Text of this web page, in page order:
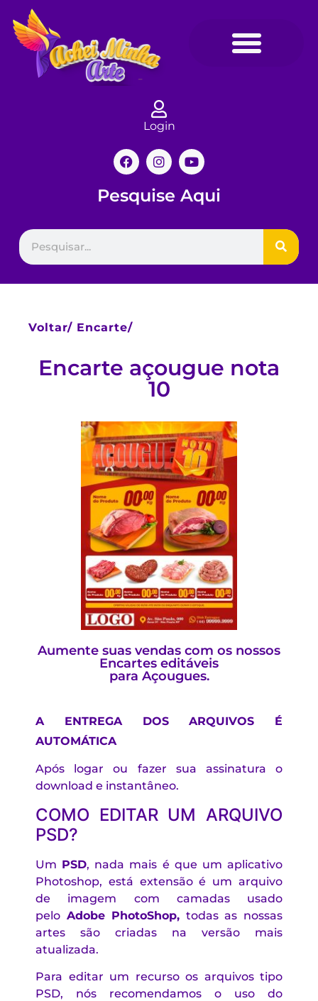
Login
Pesquise Aqui
Voltar/ Encarte/
Encarte açougue nota
10
Aumente suas vendas com os nossos
Encartes editáveis
para Açougues.
A ENTREGA DOS ARQUIVOS É
AUTOMÁTICA
Após logar ou fazer sua assinatura o
download e instantâneo.
COMO EDITAR UM ARQUIVO
PSD?
Um PSD, nada mais é que um aplicativo
Photoshop, está extensão é um arquivo
de imagem com camadas usado
pelo Adobe PhotoShop, todas as nossas
artes são criadas na versão mais
atualizada.
Para editar um recurso os arquivos tipo
PSD, nós recomendamos o uso do